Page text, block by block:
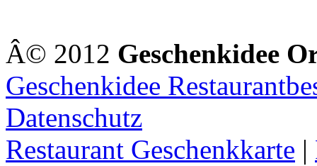
Â© 2012 Geschenkidee
Geschenkidee
Datenschutz
Restaurant Geschenkkarte |